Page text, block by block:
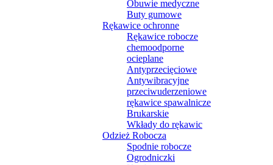
Obuwie medyczne
Buty gumowe
Rękawice ochronne
Rękawice robocze
chemoodporne
ocieplane
Antyprzecięciowe
Antywibracyjne
przeciwuderzeniowe
rękawice spawalnicze
Brukarskie
Wkłady do rękawic
Odzież Robocza
Spodnie robocze
Ogrodniczki